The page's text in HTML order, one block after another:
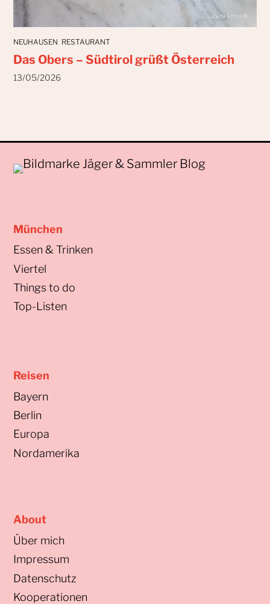
NEUHAUSEN RESTAURANT
Das Obers – Südtirol grüßt Österreich
13/05/2026
München
Essen & Trinken
Viertel
Things to do
Top-Listen
Reisen
Bayern
Berlin
Europa
Nordamerika
About
Über mich
Impressum
Datenschutz
Kooperationen